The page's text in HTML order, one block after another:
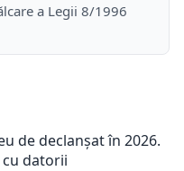
a Legii 8/1996
de declanșat în 2026.
datorii